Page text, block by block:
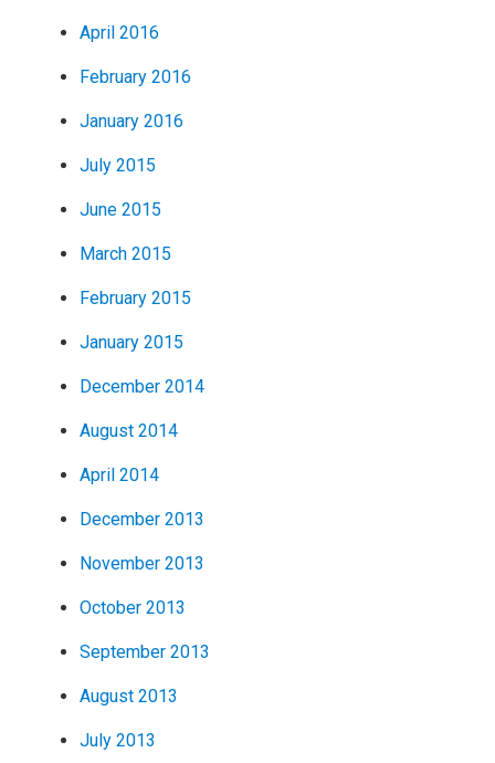
April 2016
February 2016
January 2016
July 2015
June 2015
March 2015
February 2015
January 2015
December 2014
August 2014
April 2014
December 2013
November 2013
October 2013
September 2013
August 2013
July 2013